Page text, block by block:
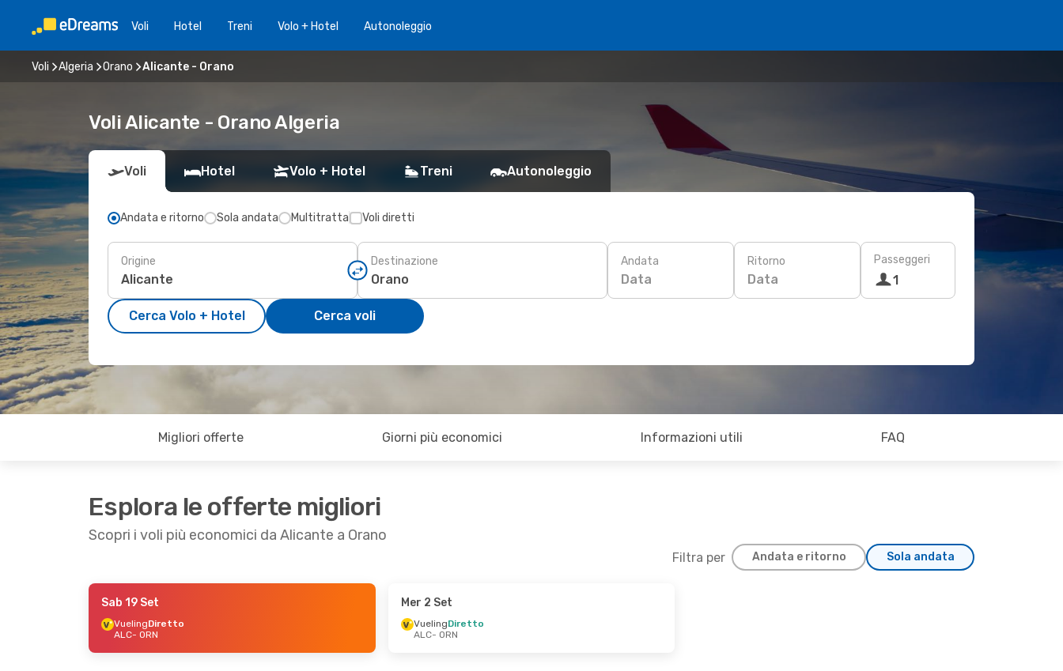
Voli Hotel Treni Volo + Hotel Autonoleggio
Voli Algeria Orano Alicante - Orano
Voli Alicante - Orano Algeria
Voli Hotel Volo + Hotel Treni Autonoleggio
Andata e ritorno Sola andata Multitratta Voli diretti
Origine Destinazione Andata
Data
Ritorno
Data
Passeggeri
1
Cerca Volo + Hotel Cerca voli
Migliori offerte Giorni più economici Informazioni utili FAQ
Esplora le offerte migliori
Scopri i voli più economici da Alicante a Orano
Filtra per Andata e ritorno Sola andata
- Lun 24 Ago
Sab 19 Set
VuelingDiretto
ALC- ORN
Mer 2 Set
VuelingDiretto
ALC- ORN